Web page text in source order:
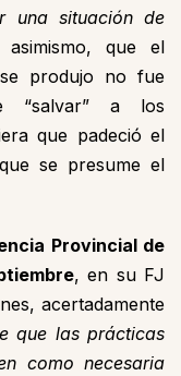
una situación de
asimismo, que el
se produjo no fue
“salvar” a los
que padeció el
se presume el
Provincial de
, en su FJ
acertadamente
que las prácticas
como necesaria